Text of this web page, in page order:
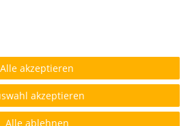
Alle akzeptieren
akzeptieren
Alle ablehnen
sich inkl. MwSt. zzgl. Versandkosten.
2026 | Alle Rechte vorbehalten.